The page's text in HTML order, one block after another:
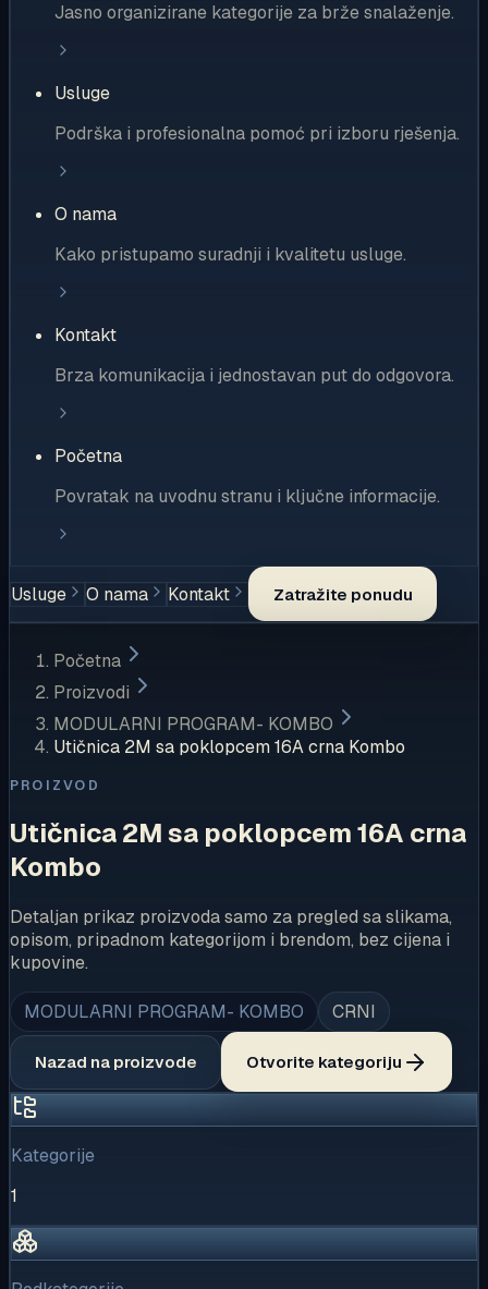
Jasno organizirane kategorije za brže snalaženje.
Usluge
Podrška i profesionalna pomoć pri izboru rješenja.
O nama
Kako pristupamo suradnji i kvalitetu usluge.
Kontakt
Brza komunikacija i jednostavan put do odgovora.
Početna
Povratak na uvodnu stranu i ključne informacije.
Usluge O nama Kontakt Zatražite ponudu
Početna
Proizvodi
MODULARNI PROGRAM- KOMBO
Utičnica 2M sa poklopcem 16A crna Kombo
PROIZVOD
Utičnica 2M sa poklopcem 16A crna
Kombo
Detaljan prikaz proizvoda samo za pregled sa slikama,
opisom, pripadnom kategorijom i brendom, bez cijena i
kupovine.
MODULARNI PROGRAM- KOMBO CRNI
Nazad na proizvode Otvorite kategoriju
Kategorije
1